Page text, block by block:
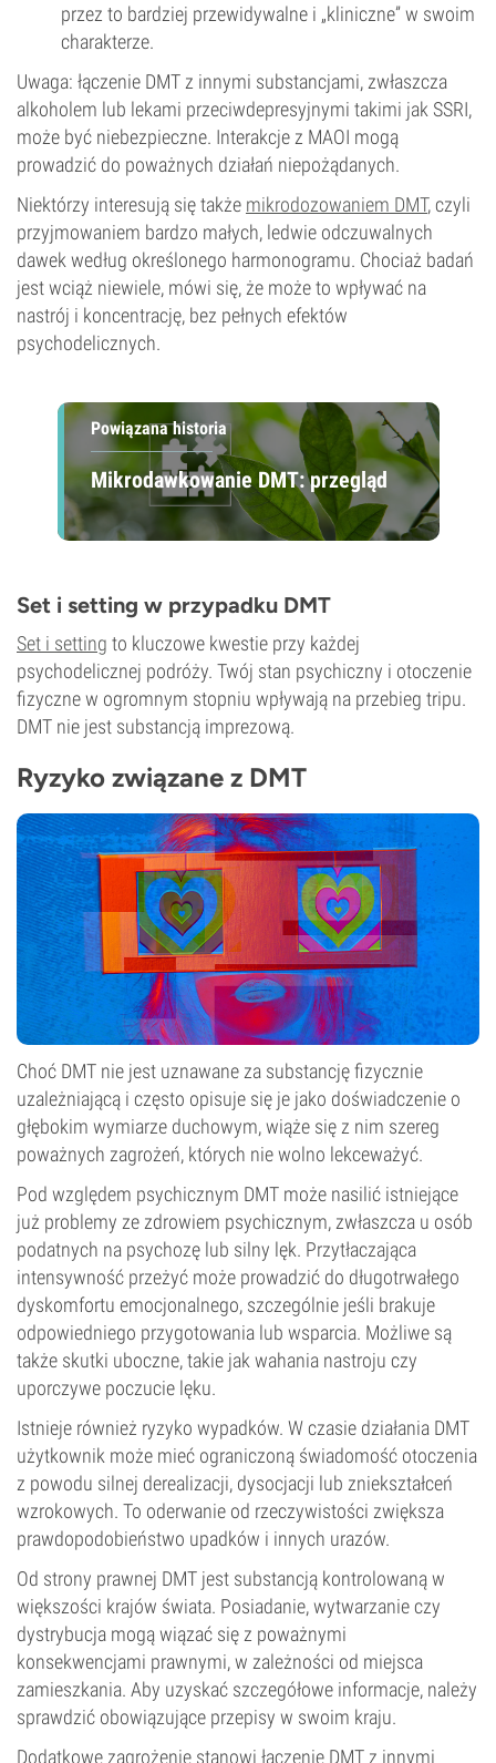
przez to bardziej przewidywalne i „kliniczne” w swoim
charakterze.
Uwaga: łączenie DMT z innymi substancjami, zwłaszcza
alkoholem lub lekami przeciwdepresyjnymi takimi jak SSRI,
może być niebezpieczne. Interakcje z MAOI mogą
prowadzić do poważnych działań niepożądanych.
Niektórzy interesują się także mikrodozowaniem DMT, czyli
przyjmowaniem bardzo małych, ledwie odczuwalnych
dawek według określonego harmonogramu. Chociaż badań
jest wciąż niewiele, mówi się, że może to wpływać na
nastrój i koncentrację, bez pełnych efektów
psychodelicznych.
Powiązana historia
Mikrodawkowanie DMT: przegląd
Set i setting w przypadku DMT
Set i setting to kluczowe kwestie przy każdej
psychodelicznej podróży. Twój stan psychiczny i otoczenie
fizyczne w ogromnym stopniu wpływają na przebieg tripu.
DMT nie jest substancją imprezową.
Ryzyko związane z DMT
Choć DMT nie jest uznawane za substancję fizycznie
uzależniającą i często opisuje się je jako doświadczenie o
głębokim wymiarze duchowym, wiąże się z nim szereg
poważnych zagrożeń, których nie wolno lekceważyć.
Pod względem psychicznym DMT może nasilić istniejące
już problemy ze zdrowiem psychicznym, zwłaszcza u osób
podatnych na psychozę lub silny lęk. Przytłaczająca
intensywność przeżyć może prowadzić do długotrwałego
dyskomfortu emocjonalnego, szczególnie jeśli brakuje
odpowiedniego przygotowania lub wsparcia. Możliwe są
także skutki uboczne, takie jak wahania nastroju czy
uporczywe poczucie lęku.
Istnieje również ryzyko wypadków. W czasie działania DMT
użytkownik może mieć ograniczoną świadomość otoczenia
z powodu silnej derealizacji, dysocjacji lub zniekształceń
wzrokowych. To oderwanie od rzeczywistości zwiększa
prawdopodobieństwo upadków i innych urazów.
Od strony prawnej DMT jest substancją kontrolowaną w
większości krajów świata. Posiadanie, wytwarzanie czy
dystrybucja mogą wiązać się z poważnymi
konsekwencjami prawnymi, w zależności od miejsca
zamieszkania. Aby uzyskać szczegółowe informacje, należy
sprawdzić obowiązujące przepisy w swoim kraju.
Dodatkowe zagrożenie stanowi łączenie DMT z innymi